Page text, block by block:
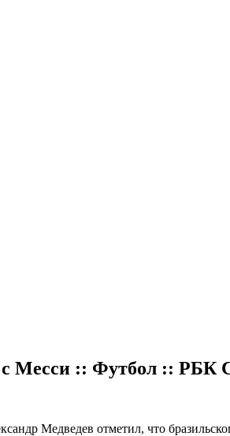
с Месси :: Футбол :: РБК
Медведев отметил, что